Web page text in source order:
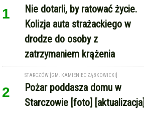
1
Nie dotarli, by ratować życie.
Kolizja auta strażackiego w
drodze do osoby z
zatrzymaniem krążenia
2
STARCZÓW [GM. KAMIENIEC ZĄBKOWICKI]
Pożar poddasza domu w
Starczowie [foto] [aktualizacja]